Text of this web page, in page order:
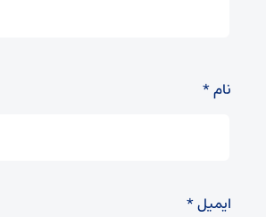
نام*
ایمیل*